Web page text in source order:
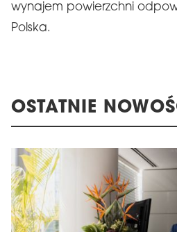
wynajem powierzchni
Polska.
OSTATNIE